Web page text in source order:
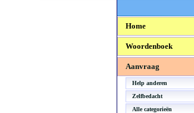
Home
Woordenboek
Aanvraag
Help anderen
Zelfbedacht
Alle categorieën